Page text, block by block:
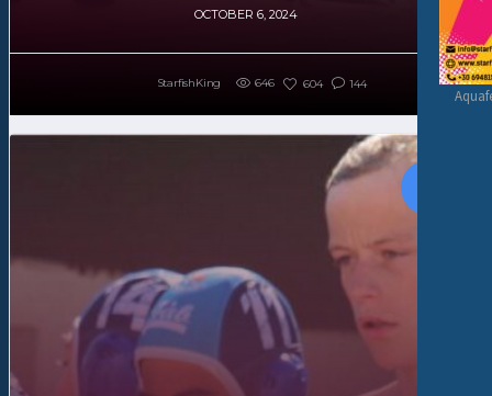
OCTOBER 6, 2024
StarfishKing 646 604 144